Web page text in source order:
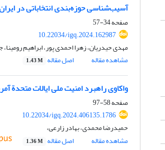
آسیب‌شناسی حوزه‌بندی انتخاباتی در
صفحه34-57
10.22034/igq.2024.162987
مهدی حیدریان، زهرا احمدی پور، ابراهیم
مشاهده مقاله
اصل مقاله 1.43 M
واکاوی راهبرد امنیت ملی ایالات متحدة
صفحه58-97
10.22034/igq.2024.406135.1786
حمیدرضا محمدی، بهادر زارعی،
مشاهده مقاله
اصل مقاله 1.36 M